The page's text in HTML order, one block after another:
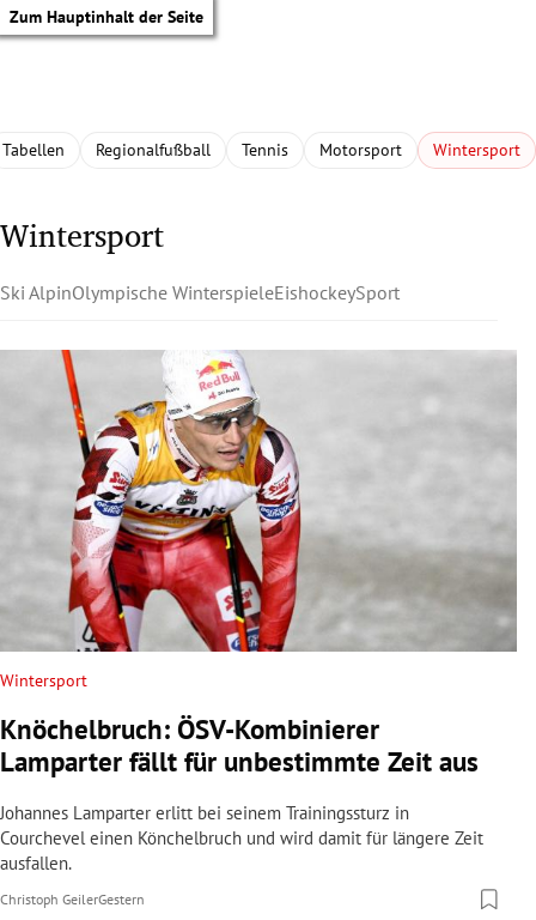
Zum Hauptinhalt der Seite
Untermenü
Untermenü
Untermenü
Untermenü
Untermenü
Untermenü
Untermenü
Tabellen Regionalfußball Tennis Motorsport Wintersport
Wintersport
Ski AlpinOlympische WinterspieleEishockeySport
Wintersport
Knöchelbruch: ÖSV-Kombinierer
Lamparter fällt für unbestimmte Zeit aus
Johannes Lamparter erlitt bei seinem Trainingssturz in
Courchevel einen Könchelbruch und wird damit für längere Zeit
ausfallen.
Christoph GeilerGestern